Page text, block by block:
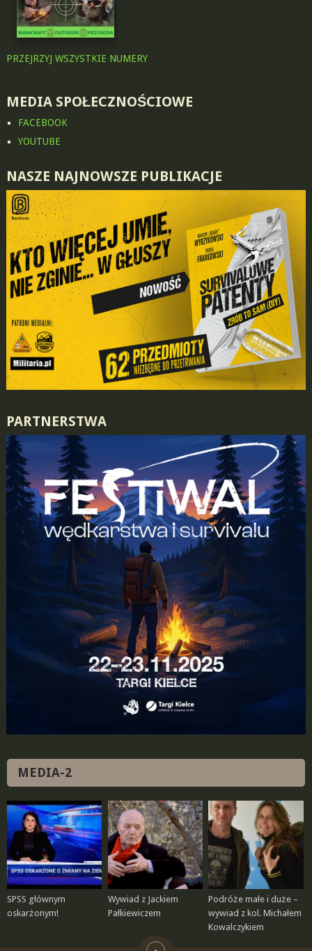
PRZEJRZYJ WSZYSTKIE NUMERY
MEDIA SPOŁECZNOŚCIOWE
FACEBOOK
YOUTUBE
NASZE NAJNOWSZE PUBLIKACJE
PARTNERSTWA
MEDIA-2
SPSS głównym
oskarżonym!
Wywiad z Jackiem
Pałkiewiczem
Podróże małe i duże –
wywiad z kol. Michałem
Kowalczykiem